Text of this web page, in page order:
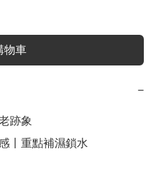
物車
−
跡象
丨重點補濕鎖水